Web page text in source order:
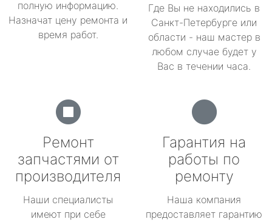
полную информацию.
Назначат цену ремонта и
время работ.
Где Вы не находились в
Санкт-Петербурге или
области - наш мастер в
любом случае будет у
Вас в течении часа.
Ремонт
запчастями от
производителя
Наши специалисты
имеют при себе
Гарантия на
работы по
ремонту
Наша компания
предоставляет гарантию